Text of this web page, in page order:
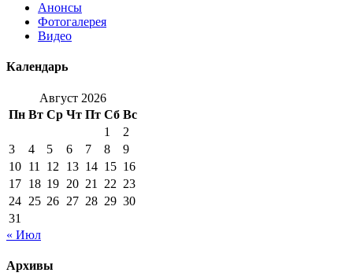
Анонсы
Фотогалерея
Видео
Календарь
Август 2026
Пн Вт Ср Чт Пт Сб Вс
1
2
3
4 5 6 7 8
9
10 11 12 13 14 15 16
17 18 19 20 21 22 23
24 25 26 27 28 29 30
31
« Июл
Архивы